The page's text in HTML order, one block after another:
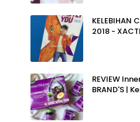
KELEBIHAN
2018 -
REVIEW
BRAND'S |